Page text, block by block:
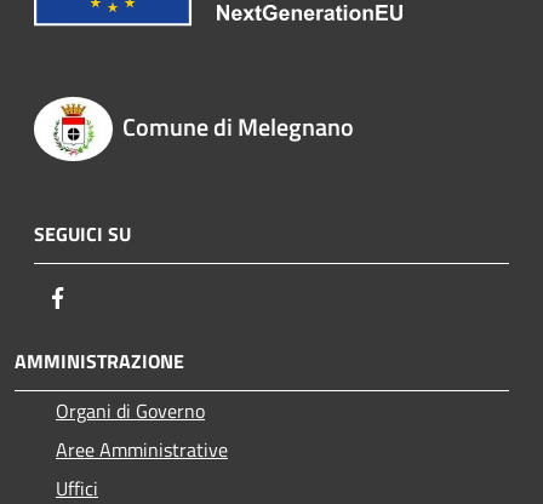
Comune di Melegnano
SEGUICI SU
AMMINISTRAZIONE
Organi di Governo
Aree Amministrative
Uffici